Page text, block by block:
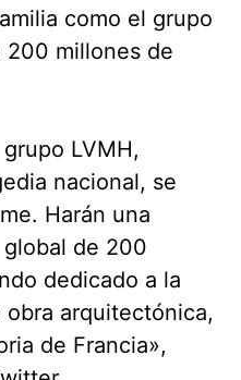
como el grupo
200 millones de
LVMH,
nacional, se
Harán una
de 200
dedicado a la
arquitectónica,
de Francia»,